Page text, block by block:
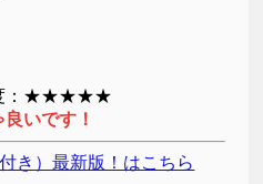
度：★★★★★
いです！
き）最新版！はこちら